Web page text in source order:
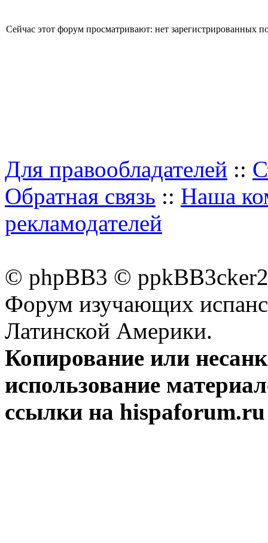
Сейчас этот форум просматривают: нет зарегистрированных
Для правообладателей ::
Обратная связь :: Наша
рекламодателей
© phpBB3 ©
Форум изучающих
Латинской Америки.
Копирование или
использование
ссылки на hispaforum.ru